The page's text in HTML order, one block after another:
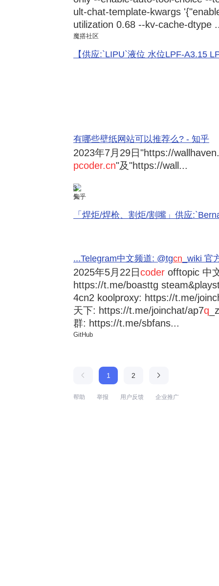
ult-chat-template-kwargs
utilization 0.68 --kv-cache-dtype
魔搭社区
【供应:`LIPU`液位 水位LPF-A3.15
有哪些壁纸网站可以推荐么? - 知乎
2023年7月29日 "https://
pcoder.cn"及"https://wall...
3
知乎
「焊炬/焊枪、割炬/割嘴」供应
...Telegram中文频道: @tgcn _wiki
2025年5月22日coder offtopic 中
https://t.me/boasttg
4cn2 koolproxy: https://t.me/
天下: https://t.me/joinchat/ap7q
群: https://t.me/sbfans...
GitHub
1 2
帮助 举报 用户反馈 企业推广